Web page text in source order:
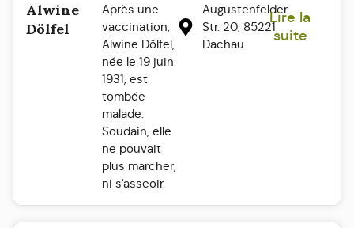
Alwine
Dölfel
Après une
vaccination,
Alwine Dölfel,
née le 19 juin
1931, est
tombée
malade.
Soudain, elle
ne pouvait
plus marcher,
ni s'asseoir.
Augustenfelder
Str. 20, 85221
Dachau
Lire la
suite